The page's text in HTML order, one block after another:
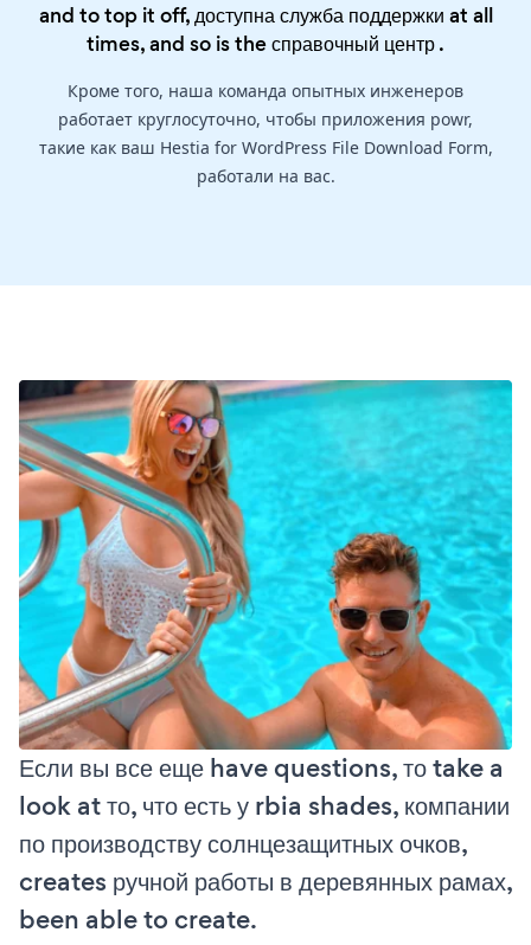
and to top it off, доступна служба поддержки at all
times, and so is theсправочный центр.
Кроме того, наша команда опытных инженеров
работает круглосуточно, чтобы приложения powr,
такие как ваш Hestia for WordPress File Download Form,
работали на вас.
Если вы все еще have questions, то take a
look at то, что есть у rbia shades, компании
по производству солнцезащитных очков,
creates ручной работы в деревянных рамах,
been able to create.